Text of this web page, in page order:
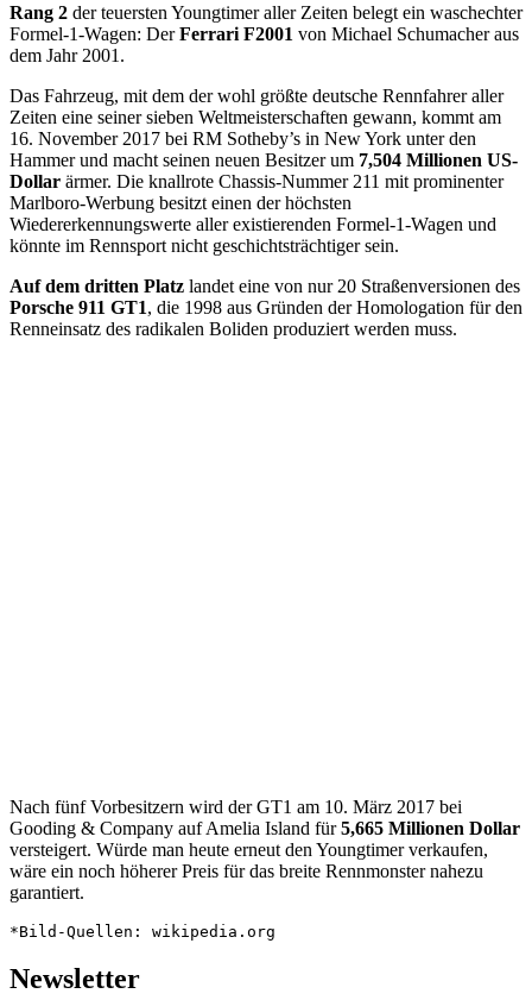
Rang 2 der teuersten Youngtimer aller Zeiten belegt ein waschechter
Formel-1-Wagen: DerFerrari F2001 von Michael Schumacher aus
dem Jahr 2001.
Das Fahrzeug, mit dem der wohl größte deutsche Rennfahrer aller
Zeiten eine seiner sieben Weltmeisterschaften gewann, kommt am
16. November 2017 bei RM Sotheby’s in New York unter den
Hammer und macht seinen neuen Besitzer um 7,504 Millionen US-
Dollar ärmer. Die knallrote Chassis-Nummer 211 mit prominenter
Marlboro-Werbung besitzt einen der höchsten
Wiedererkennungswerte aller existierenden Formel-1-Wagen und
könnte im Rennsport nicht geschichtsträchtiger sein.
Auf dem dritten Platz landet eine von nur 20 Straßenversionen des
Porsche 911 GT1, die 1998 aus Gründen der Homologation für den
Renneinsatz des radikalen Boliden produziert werden muss.
Nach fünf Vorbesitzern wird der GT1 am 10. März 2017 bei
Gooding & Company auf Amelia Island für5,665 Millionen Dollar
versteigert. Würde man heute erneut den Youngtimer verkaufen,
wäre ein noch höherer Preis für das breite Rennmonster nahezu
garantiert.
*Bild-Quellen: wikipedia.org
Newsletter